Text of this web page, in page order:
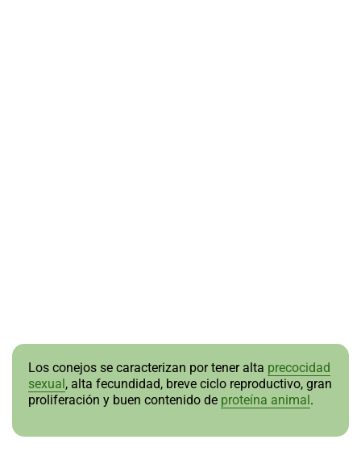
Los conejos se caracterizan por tener alta precocidad
sexual , alta fecundidad, breve ciclo reproductivo, gran
proliferación y buen contenido de proteína animal .